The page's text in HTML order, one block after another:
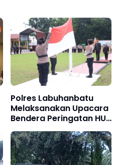
Polres Labuhanbatu
Melaksanakan Upacara
Bendera Peringatan HUT
RI Ke-79 Tahun 2024,
Kemerdekaan RI
Tidaklah Didapat
Dengan Mudah